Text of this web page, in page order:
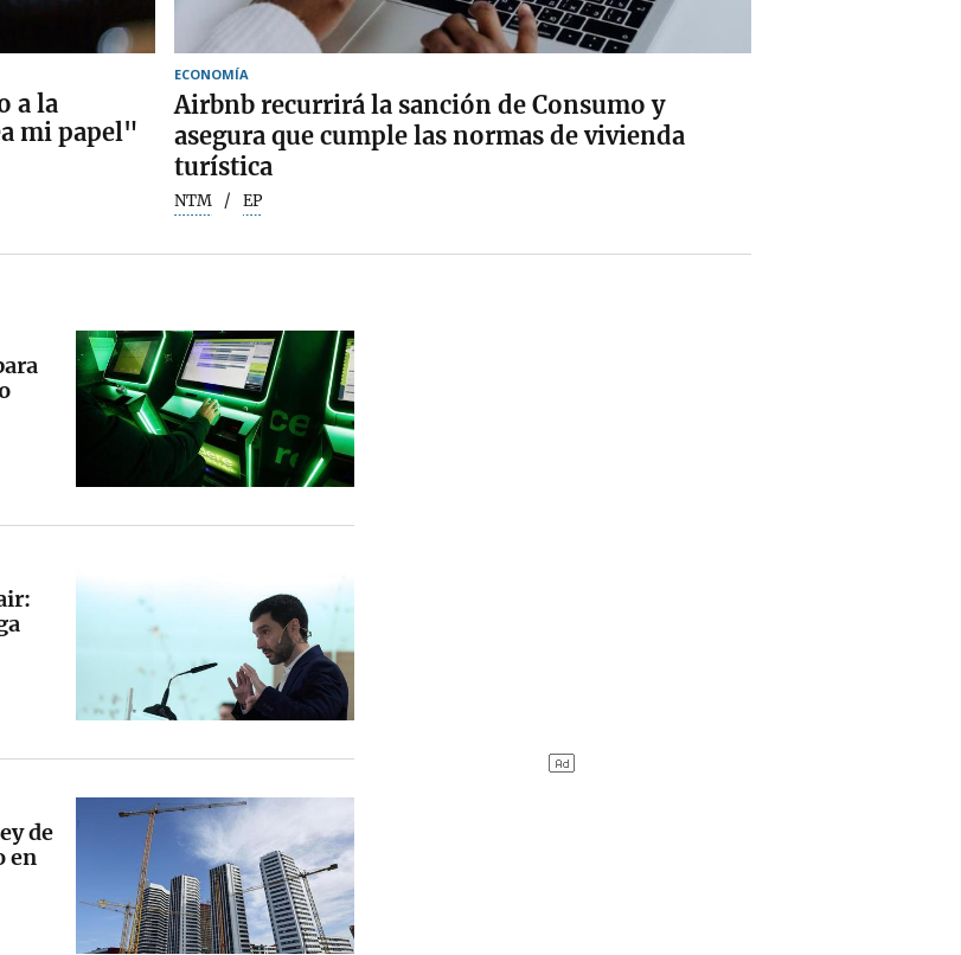
a la
mi papel"
ECONOMÍA
Airbnb recurrirá la sanción de Consumo y
asegura que cumple las normas de vivienda
turística
NTM EP
de
en